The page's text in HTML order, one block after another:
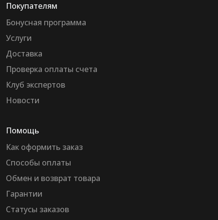
Покупателям
Бонусная программа
Услуги
Доставка
Проверка оплаты счета
Клуб экспертов
Новости
Помощь
Как оформить заказ
Способы оплаты
Обмен и возврат товара
Гарантии
Статусы заказов